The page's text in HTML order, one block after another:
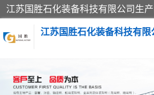
江苏国胜石化装备科技有限
输油臂 鹤管